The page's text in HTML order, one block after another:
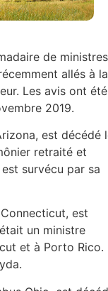
de
allés à la
Les avis ont été
2019.
est décédé
retraité et
survécu par sa
est
un ministre
et à Porto Rico.